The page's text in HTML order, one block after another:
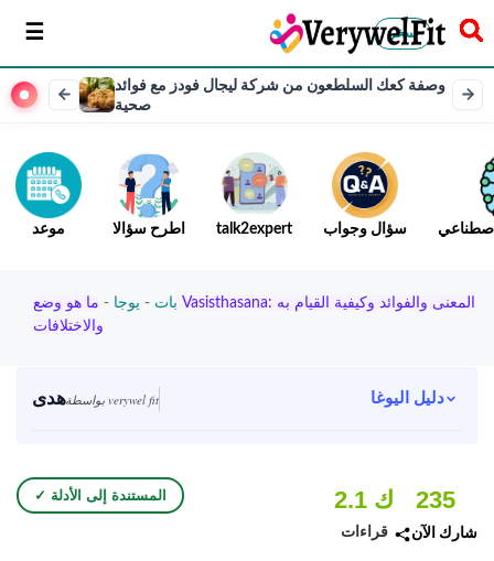
سخر
وصفة كعك السلطعون من شركة ليجال فودز مع فوائد
صحية
موعد اطرح سؤالا talk2expert سؤال وجواب
بات - يوجا - ما هو وضع Vasisthasana: المعنى والفوائد وكيفية القيام به
والاختلافات
هدى بواسطة verywel fit دليل اليوغا
✓ المستندة إلى الأدلة 2.1 ك
قراءات
235
شارك الآن